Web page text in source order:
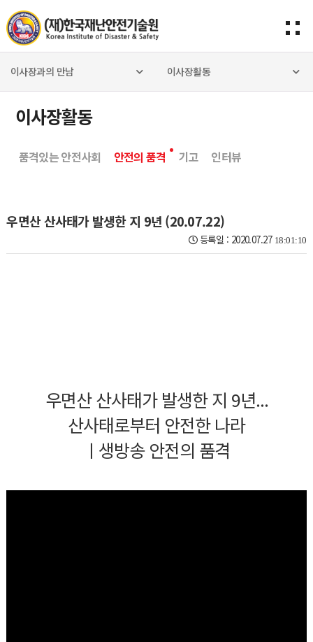
이사장과의 만남 이사장활동
이사장활동
품격있는 안전사회 안전의 품격 기고 인터뷰
우면산 산사태가 발생한 지 9년 (20.07.22)
등록일 : 2020.07.27 18:01:10
우면산 산사태가 발생한 지 9년...
산사태로부터 안전한 나라
ㅣ생방송 안전의 품격